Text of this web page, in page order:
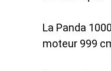
La Panda
moteur 999